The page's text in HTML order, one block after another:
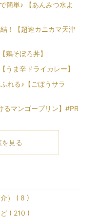
簡単♪ 【あんみつ水よ
！【超速カニカマ天津
鶏そぼろ丼】
うま辛ドライカレー】
れる♪【ごぼうサラ
るマンゴープリン】#PR
を見る
） ( 8 )
( 210 )